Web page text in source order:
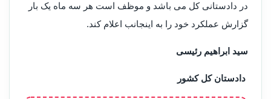
در دادستانی کل می باشد و موظف است هر سه ماه یک بار
گزارش عملکرد خود را به اینجانب اعلام کند.
سید ابراهیم رئیسی
دادستان کل کشور